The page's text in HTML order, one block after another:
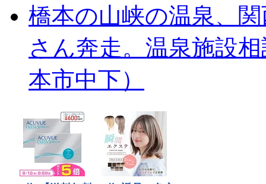
橋本の山峡の温泉、
さん奔走。温泉施設
本市中下）